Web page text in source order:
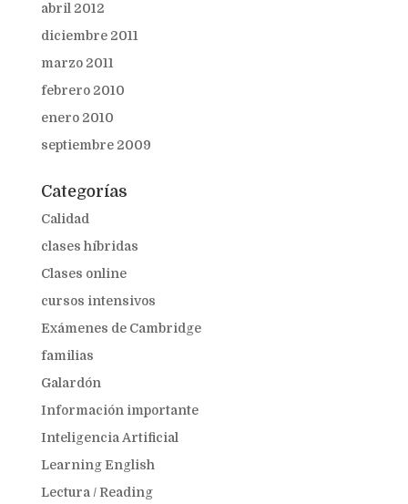
abril 2012
diciembre 2011
marzo 2011
febrero 2010
enero 2010
septiembre 2009
Categorías
Calidad
clases híbridas
Clases online
cursos intensivos
Exámenes de Cambridge
familias
Galardón
Información importante
Inteligencia Artificial
Learning English
Lectura / Reading